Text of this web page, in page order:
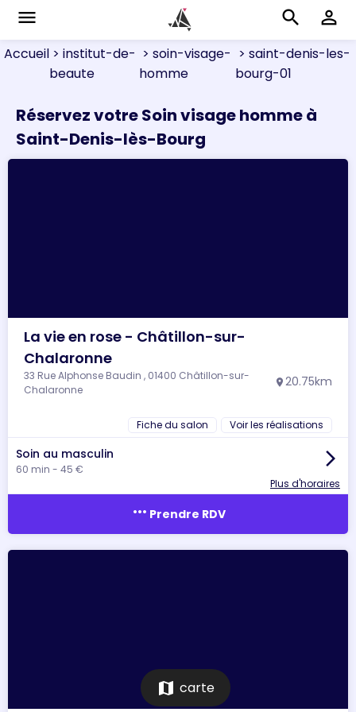
menu search perm_identity
Accueil > institut-de-
beaute
> soin-visage-
homme
> saint-denis-les-
bourg-01
Réservez votre Soin visage homme à
Saint-Denis-lès-Bourg
La vie en rose - Châtillon-sur-
Chalaronne
33 Rue Alphonse Baudin , 01400 Châtillon-sur-
Chalaronne
location_on 20.75km
Fiche du salon Voir les réalisations
Soin au masculin
60 min - 45 €
arrow_forward_ios
Plus d'horaires
more_horiz Prendre RDV
map carte